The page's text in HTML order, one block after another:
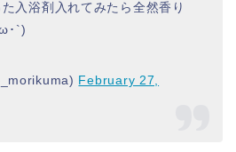
入浴剤入れてみたら全然香り
･`)
February 27,